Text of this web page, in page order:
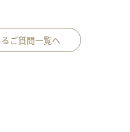
ご質問一覧へ